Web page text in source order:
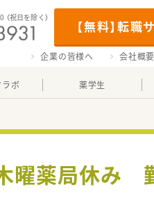
【無料】転職
（祝日を除く）
企業の皆様へ 会社概要
ボ 薬学生
曜薬局休み